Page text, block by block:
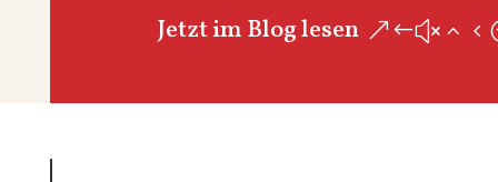
Jetzt im Blog lesen